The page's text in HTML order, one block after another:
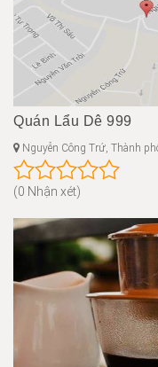
Quán Lẩu Dê 999
Nguyễn Công Trứ, Thành
(0 Nhận xét)